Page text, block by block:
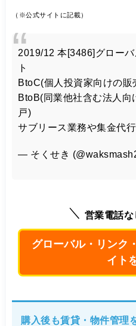
（※公式サイトに記載）
2019/12 本[3486]グロー
ト
BtoC(個人投資家向けの
BtoB(同業他社含む法人
戸)
サブリース業務や集金代
— そくせき
営業電話な
グローバル・リンク
イト
購入後も賃貸・物件管理